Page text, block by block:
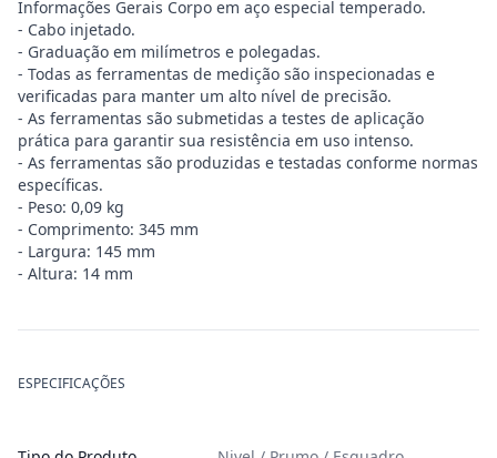
Informações Gerais Corpo em aço especial temperado.
- Cabo injetado.
- Graduação em milímetros e polegadas.
- Todas as ferramentas de medição são inspecionadas e
verificadas para manter um alto nível de precisão.
- As ferramentas são submetidas a testes de aplicação
prática para garantir sua resistência em uso intenso.
- As ferramentas são produzidas e testadas conforme normas
específicas.
- Peso: 0,09 kg
- Comprimento: 345 mm
- Largura: 145 mm
- Altura: 14 mm
ESPECIFICAÇÕES